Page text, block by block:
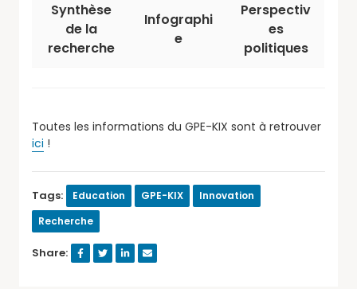
Synthèse
de la
recherche
Infographi
e
Perspectiv
es
politiques
Toutes les informations du GPE-KIX sont à retrouver
ici !
Tags: Education GPE-KIX
Innovation
Recherche
Share: